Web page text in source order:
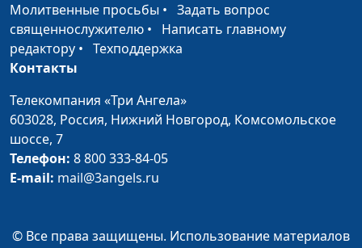
будьте детьми
священнослужитель
Как войти в Царство
Небесное
Павел Жуков,
Как Бог относится к
богатству
Павел Жуков,
священнослужитель
Когда хорошее не
хорошо, а плохое не
плохо?
догмы человеческие
священнослужитель
Молитвенные просьбы • Задать вопрос
священнослужителю • Написать главному
редактору • Техподдержка
Контакты
Телекомпания «Три Ангела»
603028, Россия, Нижний Новгород, Комсомольское
шоссе, 7
Телефон: 8 800 333-84-05
E-mail: mail@3angels.ru
© Все права защищены. Использование материалов